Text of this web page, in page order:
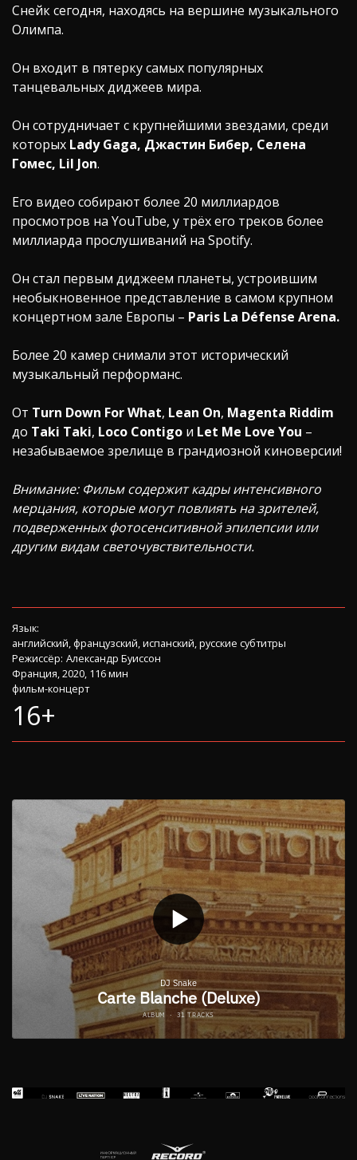
Снейк сегодня, находясь на вершине музыкального
Олимпа.
Он входит в пятерку самых популярных
танцевальных диджеев мира.
Он сотрудничает с крупнейшими звездами, среди
которых Lady Gaga, Джастин Бибер, Селена
Гомес, Lil Jon.
Его видео собирают более 20 миллиардов
просмотров на YouTube, у трёх его треков более
миллиарда прослушиваний на Spotify.
Он стал первым диджеем планеты, устроившим
необыкновенное представление в самом крупном
концертном зале Европы – Paris La Défense Arena.
Более 20 камер снимали этот исторический
музыкальный перформанс.
От Turn Down For What, Lean On, Magenta Riddim
до Taki Taki, Loco Contigo и Let Me Love You –
незабываемое зрелище в грандиозной киноверсии!
Внимание: Фильм содержит кадры интенсивного
мерцания, которые могут повлиять на зрителей,
подверженных фотосенситивной эпилепсии или
другим видам светочувствительности.
Язык:
английский, французский, испанский, русские субтитры
Режиссёр: Александр Буиссон
Франция, 2020, 116 мин
фильм-концерт
16+